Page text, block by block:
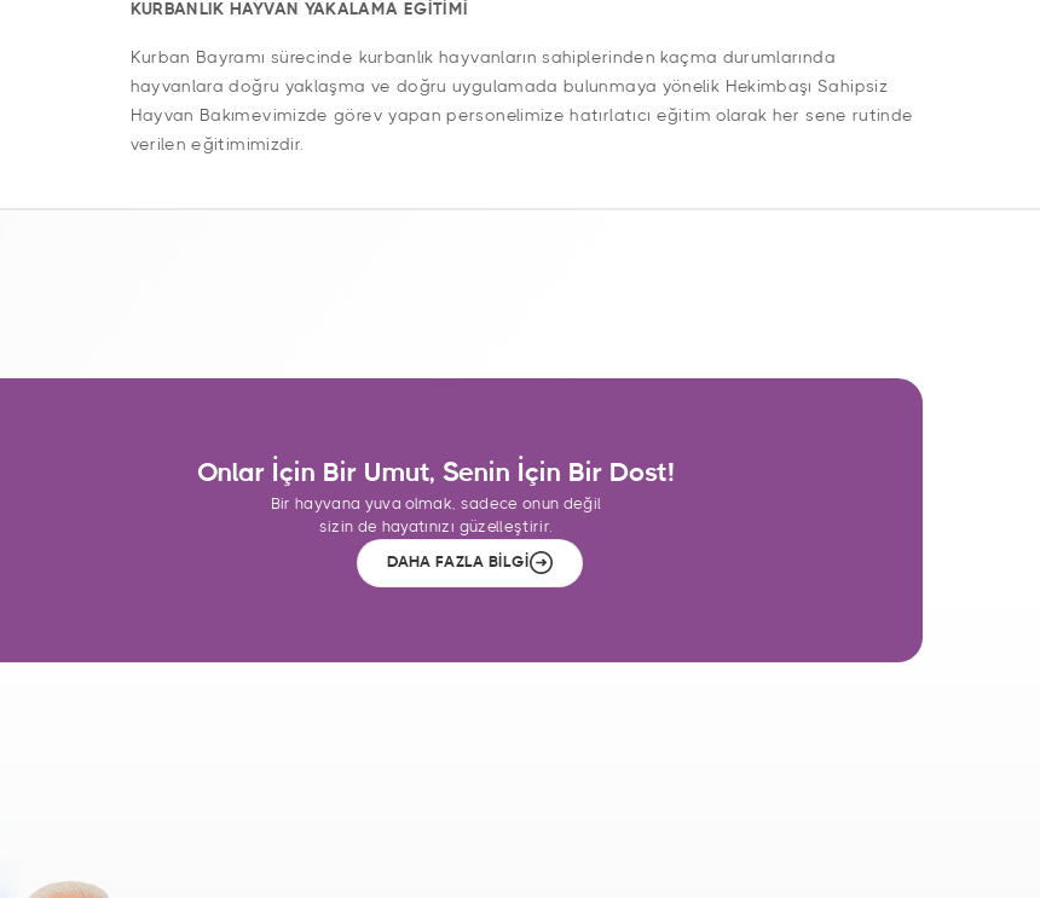
KURBANLIK HAYVAN YAKALAMA EĞİTİMİ
Kurban Bayramı sürecinde kurbanlık hayvanların sahiplerinden kaçma durumlarında
hayvanlara doğru yaklaşma ve doğru uygulamada bulunmaya yönelik Hekimbaşı Sahipsiz
Hayvan Bakımevimizde görev yapan personelimize hatırlatıcı eğitim olarak her sene rutinde
verilen eğitimimizdir.
Onlar İçin Bir Umut, Senin İçin Bir Dost!
Bir hayvana yuva olmak, sadece onun değil
sizin de hayatınızı güzelleştirir.
DAHA FAZLA BİLGİ